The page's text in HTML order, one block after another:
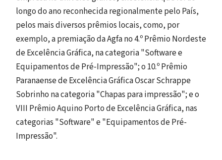
longo do ano reconhecida regionalmente pelo País,
pelos mais diversos prêmios locais, como, por
exemplo, a premiação da Agfa no 4.º Prêmio Nordeste
de Excelência Gráfica, na categoria "Software e
Equipamentos de Pré-Impressão"; o 10.º Prêmio
Paranaense de Excelência Gráfica Oscar Schrappe
Sobrinho na categoria "Chapas para impressão"; e o
VIII Prêmio Aquino Porto de Excelência Gráfica, nas
categorias "Software" e "Equipamentos de Pré-
Impressão".